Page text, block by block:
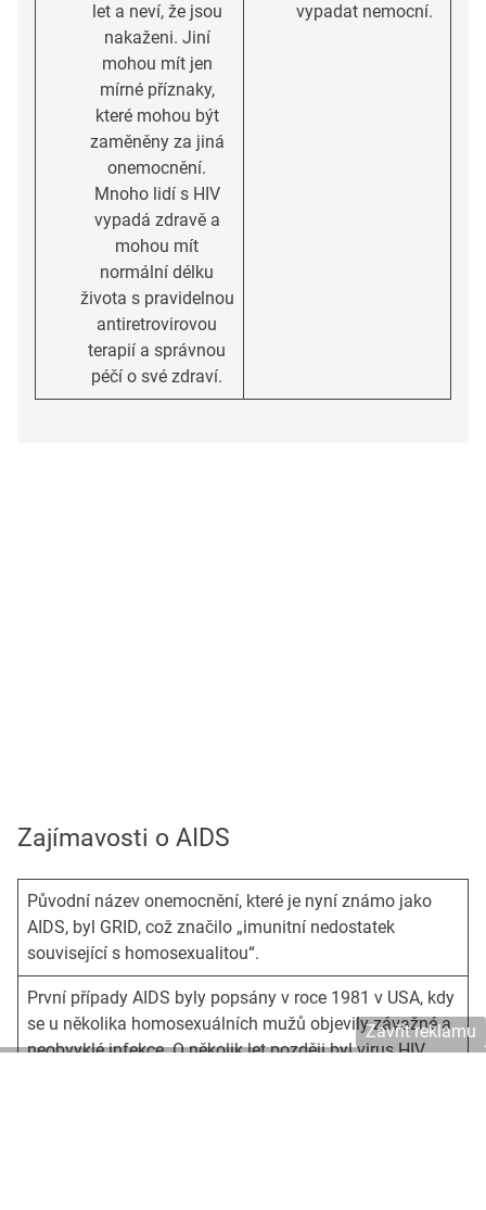
let a neví, že jsou
nakaženi. Jiní
mohou mít jen
mírné příznaky,
které mohou být
zaměněny za jiná
onemocnění.
Mnoho lidí s HIV
vypadá zdravě a
mohou mít
normální délku
života s pravidelnou
antiretrovirovou
terapií a správnou
péčí o své zdraví.
vypadat nemocní.
Zajímavosti o AIDS
Původní název onemocnění, které je nyní známo jako
AIDS, byl GRID, což značilo „imunitní nedostatek
související s homosexualitou“.
První případy AIDS byly popsány v roce 1981 v USA, kdy
se u několika homosexuálních mužů objevily závažné a
neobvyklé infekce. O několik let později byl virus HIV,
Zavřít reklamu